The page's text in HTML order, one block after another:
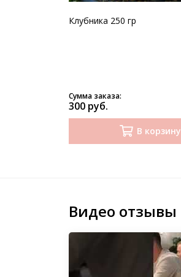
Клубника 250 гр
Сумма заказа:
300 руб.
В корзину
Видео отзывы